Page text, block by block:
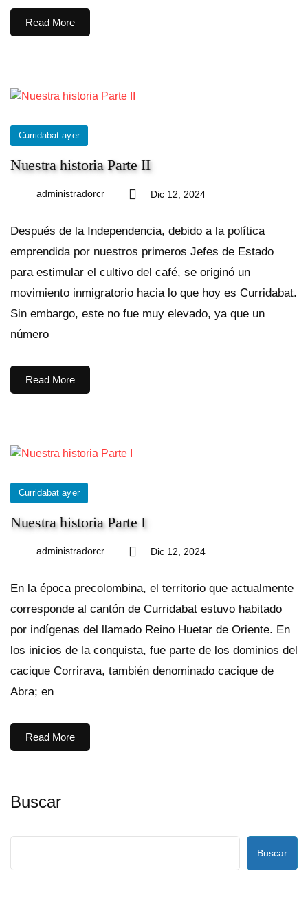
Read More
Curridabat ayer
Nuestra historia Parte II
administradorcr Dic 12, 2024
Después de la Independencia, debido a la política
emprendida por nuestros primeros Jefes de Estado
para estimular el cultivo del café, se originó un
movimiento inmigratorio hacia lo que hoy es Curridabat.
Sin embargo, este no fue muy elevado, ya que un
número
Read More
Curridabat ayer
Nuestra historia Parte I
administradorcr Dic 12, 2024
En la época precolombina, el territorio que actualmente
corresponde al cantón de Curridabat estuvo habitado
por indígenas del llamado Reino Huetar de Oriente. En
los inicios de la conquista, fue parte de los dominios del
cacique Corrirava, también denominado cacique de
Abra; en
Read More
Buscar
Buscar